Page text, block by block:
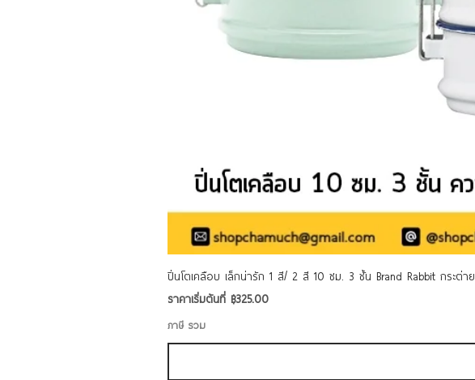
ปิ่นโตเคลือบ เล็กน่ารัก 1 สี/ 2 สี 10 ซม. 3 ชั้น Brand Rabbit กระต่าย
ราคาเริ่มต้นที่ ฿325.00
ราคาขายลด
ภาษี รวม